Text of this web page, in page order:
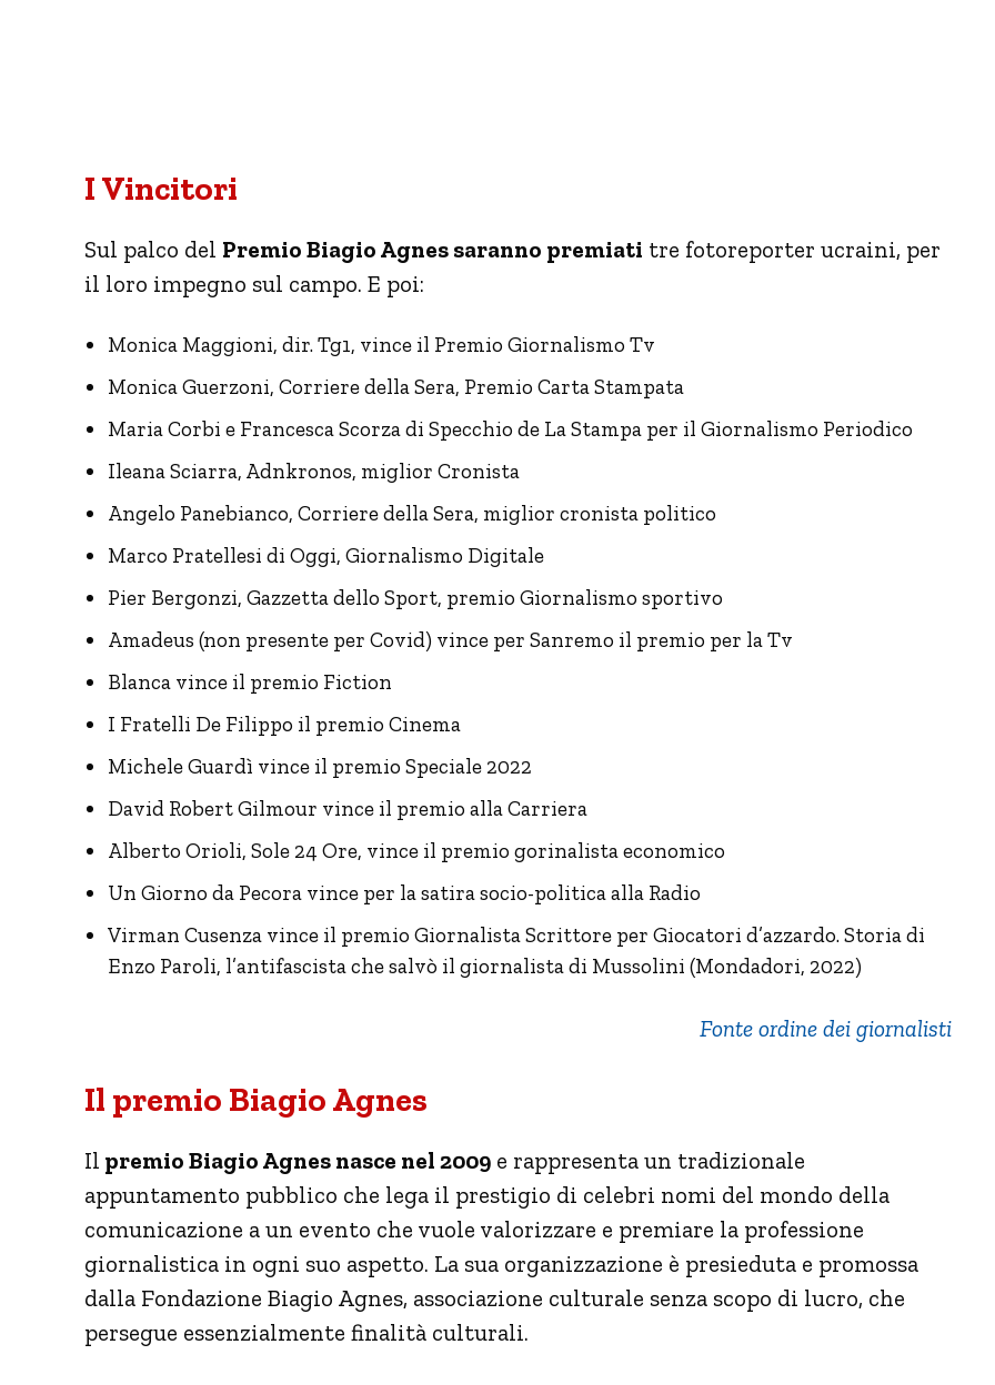
I Vincitori
Sul palco del Premio Biagio Agnes saranno premiati tre fotoreporter ucraini, per
il loro impegno sul campo. E poi:
Monica Maggioni, dir. Tg1, vince il Premio Giornalismo Tv
Monica Guerzoni, Corriere della Sera, Premio Carta Stampata
Maria Corbi e Francesca Scorza di Specchio de La Stampa per il Giornalismo Periodico
Ileana Sciarra, Adnkronos, miglior Cronista
Angelo Panebianco, Corriere della Sera, miglior cronista politico
Marco Pratellesi di Oggi, Giornalismo Digitale
Pier Bergonzi, Gazzetta dello Sport, premio Giornalismo sportivo
Amadeus (non presente per Covid) vince per Sanremo il premio per la Tv
Blanca vince il premio Fiction
I Fratelli De Filippo il premio Cinema
Michele Guardì vince il premio Speciale 2022
David Robert Gilmour vince il premio alla Carriera
Alberto Orioli, Sole 24 Ore, vince il premio gorinalista economico
Un Giorno da Pecora vince per la satira socio-politica alla Radio
Virman Cusenza vince il premio Giornalista Scrittore per Giocatori d’azzardo. Storia di
Enzo Paroli, l’antifascista che salvò il giornalista di Mussolini (Mondadori, 2022)
Fonte ordine dei giornalisti
Il premio Biagio Agnes
Il premio Biagio Agnes nasce nel 2009 e rappresenta un tradizionale
appuntamento pubblico che lega il prestigio di celebri nomi del mondo della
comunicazione a un evento che vuole valorizzare e premiare la professione
giornalistica in ogni suo aspetto. La sua organizzazione è presieduta e promossa
dalla Fondazione Biagio Agnes, associazione culturale senza scopo di lucro, che
persegue essenzialmente finalità culturali.